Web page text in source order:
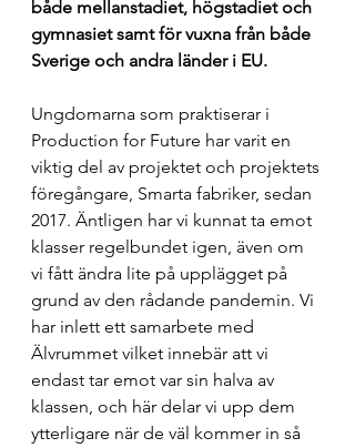
både mellanstadiet, högstadiet och
gymnasiet samt för vuxna från både
Sverige och andra länder i EU.
Ungdomarna som praktiserar i
Production for Future har varit en
viktig del av projektet och projektets
föregångare, Smarta fabriker, sedan
2017. Äntligen har vi kunnat ta emot
klasser regelbundet igen, även om
vi fått ändra lite på upplägget på
grund av den rådande pandemin. Vi
har inlett ett samarbete med
Älvrummet vilket innebär att vi
endast tar emot var sin halva av
klassen, och här delar vi upp dem
ytterligare när de väl kommer in så